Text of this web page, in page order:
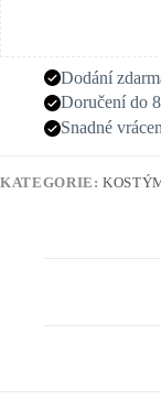
Dodání
Doručení do
Snadné
KATEGORIE: